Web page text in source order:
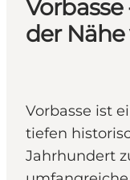
der
Vorbasse ist
tiefen
Jahrhundert